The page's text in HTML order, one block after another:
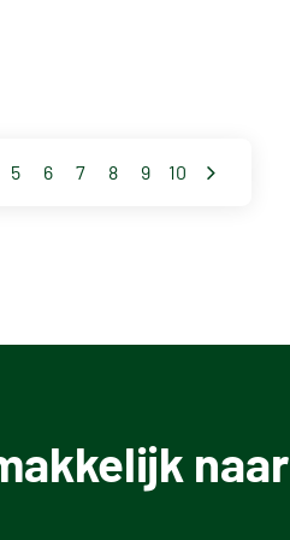
5 6 7 8 9 10
naar